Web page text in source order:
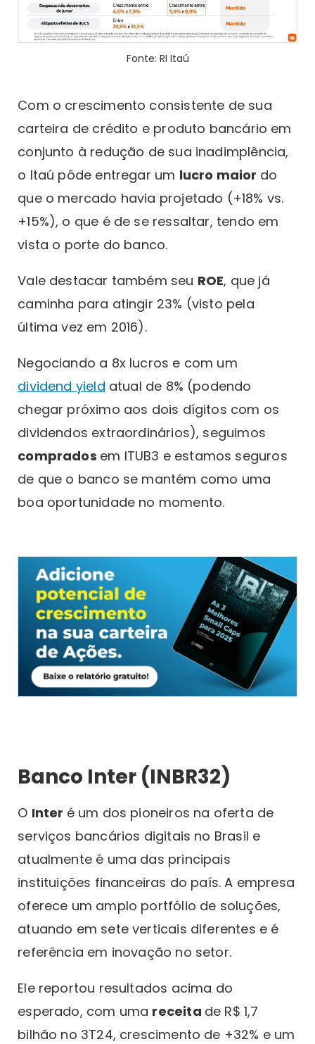
Fonte: RI Itaú
Com o crescimento consistente de sua
carteira de crédito e produto bancário em
conjunto à redução de sua inadimplência,
o Itaú pôde entregar um lucro maior do
que o mercado havia projetado (+18% vs.
+15%), o que é de se ressaltar, tendo em
vista o porte do banco.
Vale destacar também seu ROE, que já
caminha para atingir 23% (visto pela
última vez em 2016).
Negociando a 8x lucros e com um
dividend yield atual de 8% (podendo
chegar próximo aos dois dígitos com os
dividendos extraordinários), seguimos
comprados em ITUB3 e estamos seguros
de que o banco se mantém como uma
boa oportunidade no momento.
Banco Inter (INBR32)
O Inter é um dos pioneiros na oferta de
serviços bancários digitais no Brasil e
atualmente é uma das principais
instituições financeiras do país. A empresa
oferece um amplo portfólio de soluções,
atuando em sete verticais diferentes e é
referência em inovação no setor.
Ele reportou resultados acima do
esperado, com uma receita de R$ 1,7
bilhão no 3T24, crescimento de +32% e um